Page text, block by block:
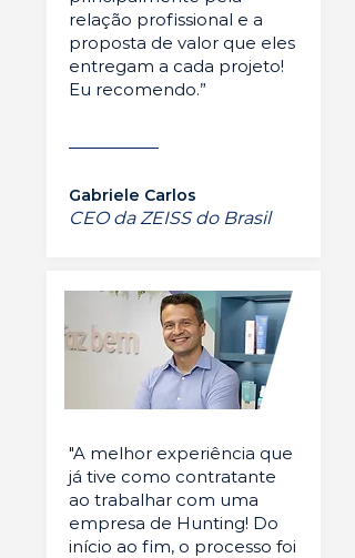
relação profissional e a
proposta de valor que eles
entregam a cada projeto!
Eu recomendo.”
Gabriele Carlos
CEO da ZEISS do Brasil
"A melhor experiência que
já tive como contratante
ao trabalhar com uma
empresa de Hunting! Do
início ao fim, o processo foi